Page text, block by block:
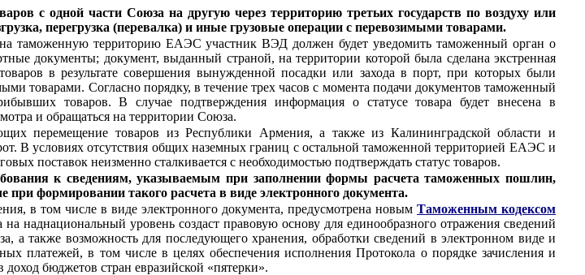
с одной части Союза на другую через территорию третьих государств по воздуху или
перегрузка (перевалка) и иные грузовые операции с перевозимыми товарами.
таможенную территорию ЕАЭС участник ВЭД должен будет уведомить таможенный орган о
документы; документ, выданный страной, на территории которой была сделана экстренная
в результате совершения вынужденной посадки или захода в порт, при которых были
товарами. Согласно порядку, в течение трех часов с момента подачи документов таможенный
товаров. В случае подтверждения информация о статусе товара будет внесена в
и обращаться на территории Союза.
перемещение товаров из Республики Армения, а также из Калининградской области и
В условиях отсутствия общих наземных границ с остальной таможенной территорией ЕАЭС и
поставок неизменно сталкивается с необходимостью подтверждать статус товаров.
к сведениям, указываемым при заполнении формы расчета таможенных пошлин,
формировании такого расчета в виде электронного документа.
в том числе в виде электронного документа, предусмотрена новымТаможенным кодексом
наднациональный уровень создаст правовую основу для единообразного отражения сведений
также возможность для последующего хранения, обработки сведений в электронном виде и
в том числе в целях обеспечения исполнения Протокола о порядке зачисления и
бюджетов стран евразийской «пятерки».